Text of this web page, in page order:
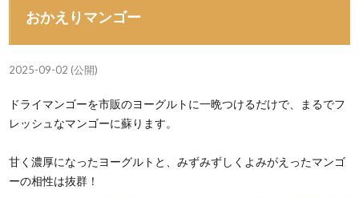
おかえりマンゴー
2025-09-02 (公開)
ドライマンゴーを市販のヨーグルトに一晩つけるだけで、まるでフ
レッシュなマンゴーに蘇ります。
甘く濃厚になったヨーグルトと、みずみずしくよみがえったマンゴ
ーの相性は抜群！